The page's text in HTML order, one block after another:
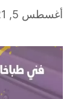
أغسطس 5, 2021